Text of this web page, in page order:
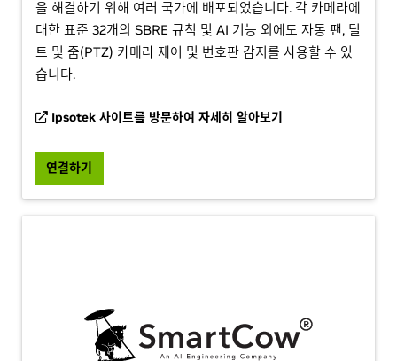
을 해결하기 위해 여러 국가에 배포되었습니다. 각 카메라에
대한 표준 32개의 SBRE 규칙 및 AI 기능 외에도 자동 팬, 틸
트 및 줌(PTZ) 카메라 제어 및 번호판 감지를 사용할 수 있
습니다.
Ipsotek 사이트를 방문하여 자세히 알아보기
연결하기